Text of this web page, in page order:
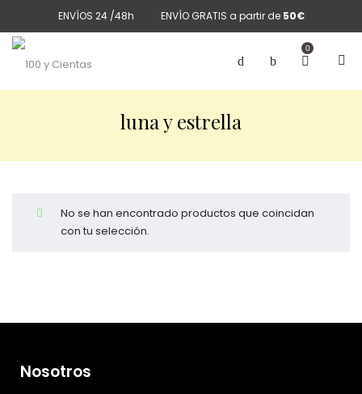
ENVÍOS 24 /48h ENVÍO GRATIS a partir de 50€
0
luna y estrella
No se han encontrado productos que coincidan
con tu selección.
Nosotros